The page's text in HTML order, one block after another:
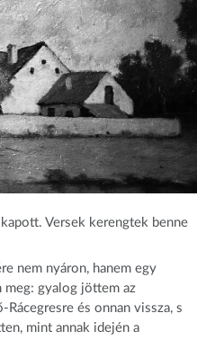
Versek kerengtek benne
nem nyáron, hanem egy
meg: gyalog jöttem az
és onnan vissza, s
mint annak idején a